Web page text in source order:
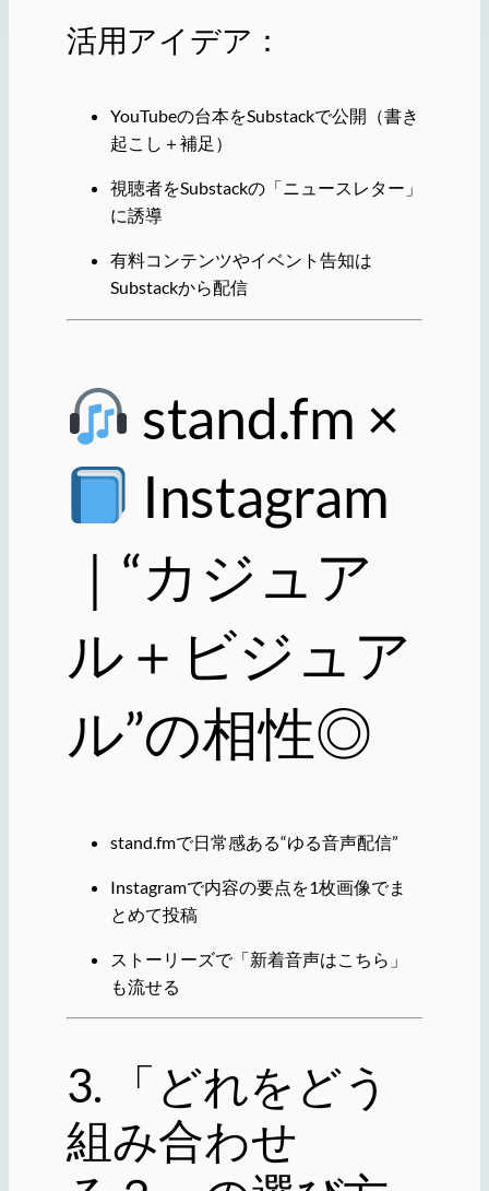
活用アイデア：
YouTubeの台本をSubstackで公開（書き
起こし＋補足）
視聴者をSubstackの「ニュースレター」
に誘導
有料コンテンツやイベント告知は
Substackから配信
stand.fm ×
Instagram
｜“カジュア
ル＋ビジュア
ル”の相性◎
stand.fmで日常感ある“ゆる音声配信”
Instagramで内容の要点を1枚画像でま
とめて投稿
ストーリーズで「新着音声はこちら」
も流せる
3. 「どれをどう
組み合わせ